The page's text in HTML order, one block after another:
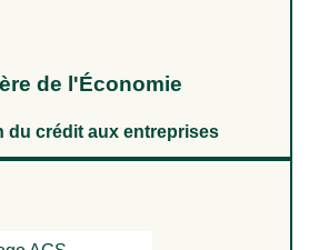
de l'Économie
du crédit aux entreprises